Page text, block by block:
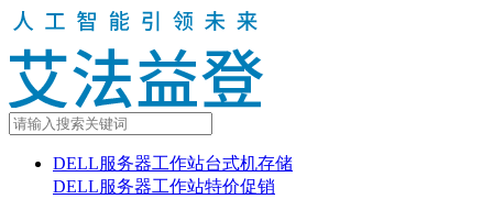
DELL服务器工作站台式机存储
DELL服务器工作站特价促销